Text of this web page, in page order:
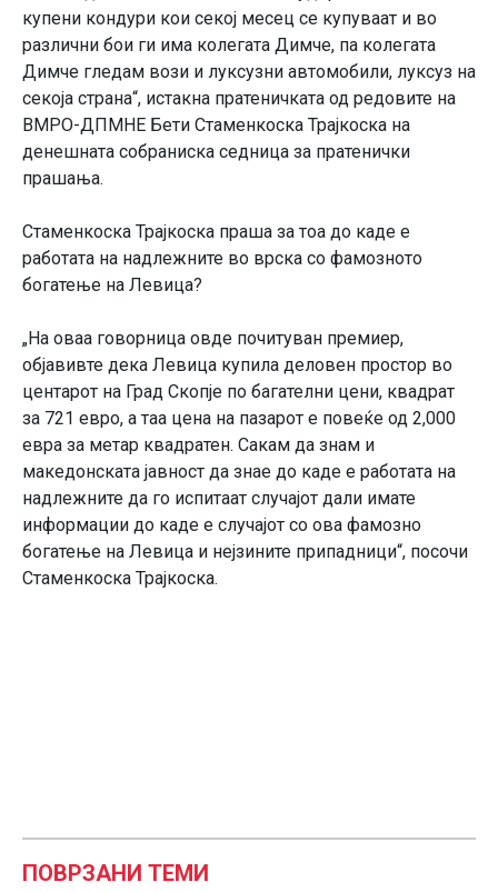
купени кондури кои секој месец се купуваат и во
различни бои ги има колегата Димче, па колегата
Димче гледам вози и луксузни автомобили, луксуз на
секоја страна“, истакна пратеничката од редовите на
ВМРО-ДПМНЕ Бети Стаменкоска Трајкоска на
денешната собраниска седница за пратенички
прашања.
Стаменкоска Трајкоска праша за тоа до каде е
работата на надлежните во врска со фамозното
богатење на Левица?
„На оваа говорница овде почитуван премиер,
објавивте дека Левица купила деловен простор во
центарот на Град Скопје по багателни цени, квадрат
за 721 евро, а таа цена на пазарот е повеќе од 2,000
евра за метар квадратен. Сакам да знам и
македонската јавност да знае до каде е работата на
надлежните да го испитаат случајот дали имате
информации до каде е случајот со ова фамозно
богатење на Левица и нејзините припадници“, посочи
Стаменкоска Трајкоска.
ПОВРЗАНИ ТЕМИ